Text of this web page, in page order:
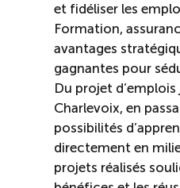
et fidéliser les
Formation,
avantages
gagnantes pour
Du projet d’emplois
Charlevoix, en
possibilités
directement en
projets réalisés